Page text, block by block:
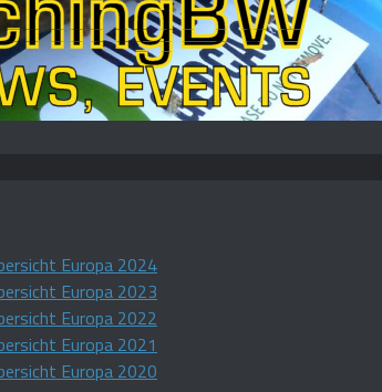
Europa 2024
Europa 2023
Europa 2022
Europa 2021
Europa 2020